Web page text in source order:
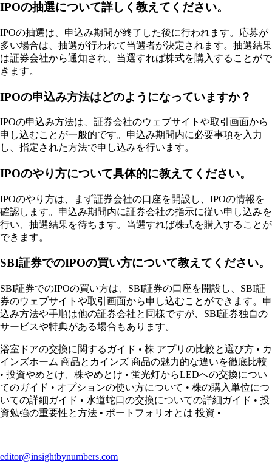
IPOの抽選について詳しく教えてください。
IPOの抽選は、申込み期間が終了した後に行われます。応募が
多い場合は、抽選が行われて当選者が決定されます。抽選結果
は証券会社から通知され、当選すれば株式を購入することがで
きます。
IPOの申込み方法はどのようになっていますか？
IPOの申込み方法は、証券会社のウェブサイトや取引画面から
申し込むことが一般的です。申込み期間内に必要事項を入力
し、指定された方法で申し込みを行います。
IPOのやり方について具体的に教えてください。
IPOのやり方は、まず証券会社の口座を開設し、IPOの情報を
確認します。申込み期間内に証券会社の指示に従い申し込みを
行い、抽選結果を待ちます。当選すれば株式を購入することが
できます。
SBI証券でのIPOの買い方について教えてください。
SBI証券でのIPOの買い方は、SBI証券の口座を開設し、SBI証
券のウェブサイトや取引画面から申し込むことができます。申
込み方法や手順は他の証券会社と同様ですが、SBI証券独自の
サービスや特典がある場合もあります。
浴室ドアの交換に関するガイド • 株 アプリの比較と選び方 • カ
インズホーム 商品とカインズ 商品の魅力的な違いを徹底比較
• 投資やめとけ、株やめとけ • 蛍光灯からLEDへの交換につい
てのガイド • オプションの使い方について • 株の購入単位につ
いての詳細ガイド • 水道蛇口の交換についての詳細ガイド • 投
資勉強の重要性と方法 • ポートフォリオとは 投資 •
editor@insightbynumbers.com